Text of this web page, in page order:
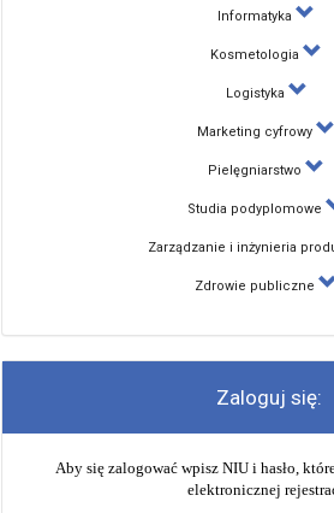
Informatyka
Kosmetologia
Logistyka
Marketing cyfrowy
Pielęgniarstwo
Studia podyplomowe
Zarządzanie i inżynieria
Zdrowie publiczne
Zaloguj się:
Aby się zalogować wpisz NIU i hasło,
elektronicznej